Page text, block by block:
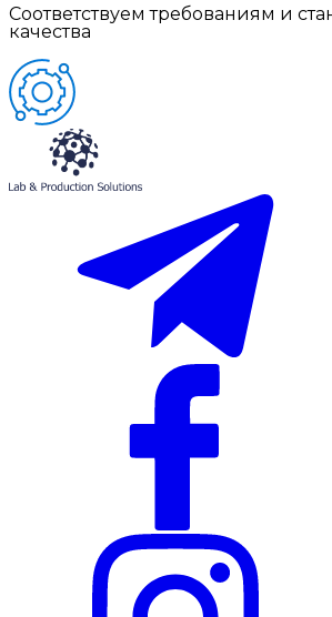
Соответствуем требованиям и
качества